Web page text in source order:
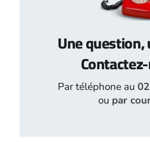
Une question,
Par téléphone au
ou par